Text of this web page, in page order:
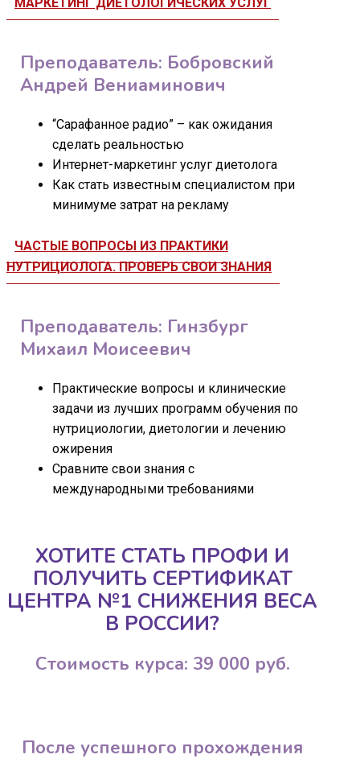
Преподаватель: Бобровский
Андрей Вениаминович
“Сарафанное радио” – как ожидания
сделать реальностью
Интернет-маркетинг услуг диетолога
Как стать известным специалистом при
минимуме затрат на рекламу
ЧАСТЫЕ ВОПРОСЫ ИЗ ПРАКТИКИ
НУТРИЦИОЛОГА. ПРОВЕРЬ СВОИ ЗНАНИЯ
Преподаватель: Гинзбург
Михаил Моисеевич
Практические вопросы и клинические
задачи из лучших программ обучения по
нутрициологии, диетологии и лечению
ожирения
Сравните свои знания с
международными требованиями
ХОТИТЕ СТАТЬ ПРОФИ И
ПОЛУЧИТЬ СЕРТИФИКАТ
ЦЕНТРА №1 СНИЖЕНИЯ ВЕСА
В РОССИИ?
Стоимость курса: 39 000 руб.
После успешного прохождения